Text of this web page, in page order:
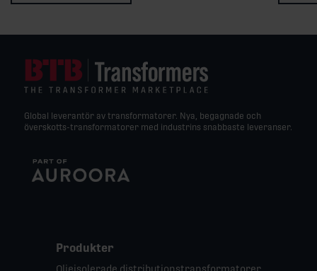
Global leverantör av transformatorer. Nya, begagnade och
överskotts-transformatorer med industrins snabbaste leveranser.
Produkter